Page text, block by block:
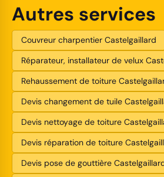
Autres services
Couvreur charpentier Castelgaillard
Réparateur, installateur de velux
Rehaussement de toiture
Devis changement de tuile
Devis nettoyage de toiture
Devis réparation de toiture
Devis pose de gouttière